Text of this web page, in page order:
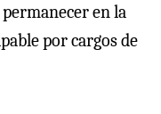
en la
por cargos de